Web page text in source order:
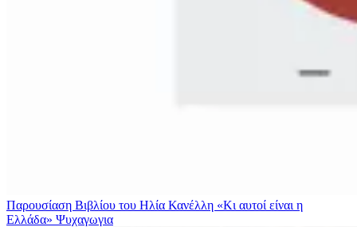
Παρουσίαση Βιβλίου του Ηλία Κανέλλη «Κι αυτοί είναι η
Ελλάδα» Ψυχαγωγια